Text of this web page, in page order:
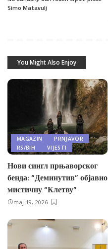
Simo Matavulj
You Might Also Enjoy
MAGAZIN
PRNJAVOR
RS/BIH
VIJESTI
Нови сингл прњаворског
бенда: “Деминутив” објавио
мистичну “Клетву”
maj 19, 2026